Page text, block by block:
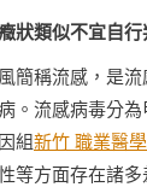
狀類似不宜自行
簡稱流感，是
。流感病毒分
組新竹 職業醫
等方面存在諸